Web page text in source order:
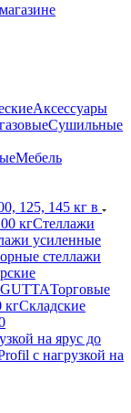
Аксессуары
Сушильные
Мебель
125, 145 кг в
кгСтеллажи
усиленные
стеллажи
GUTTAТорговые
кгСкладские
на ярус до
с нагрузкой на